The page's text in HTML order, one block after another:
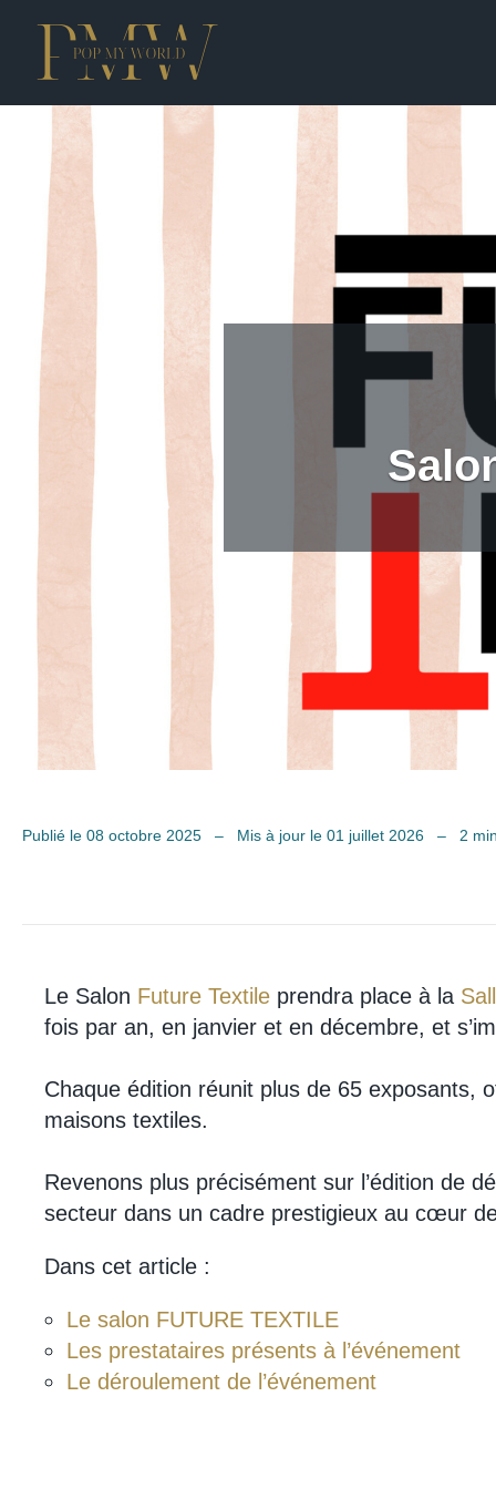
Publié le 08 octobre 2025 – Mis à jour le 01 juillet 2026 – 2
Le Salon Future Textile prendra place à la
fois par an, en janvier et en décembre, et
Chaque édition réunit plus de 65 exposants,
maisons textiles.
Revenons plus précisément sur l’édition de
secteur dans un cadre prestigieux au cœur
Dans cet article :
Le salon FUTURE TEXTILE
Les prestataires présents à l’événement
Le déroulement de l’événement